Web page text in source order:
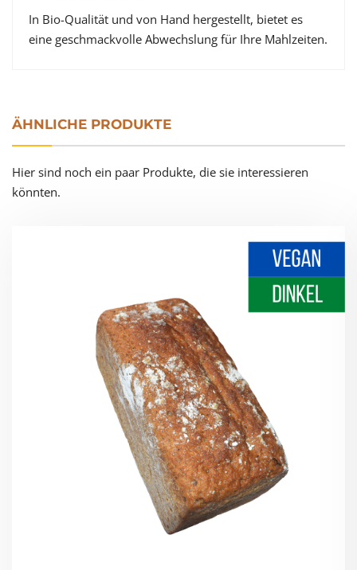
In Bio-Qualität und von Hand hergestellt, bietet es
eine geschmackvolle Abwechslung für Ihre Mahlzeiten.
ÄHNLICHE PRODUKTE
Hier sind noch ein paar Produkte, die sie interessieren
könnten.